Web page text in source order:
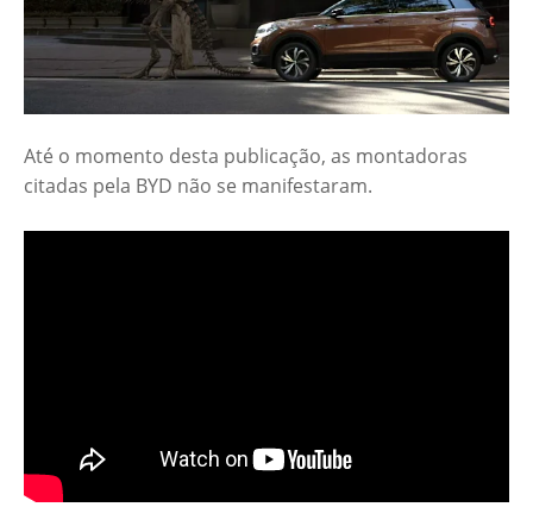
Até o momento desta publicação, as montadoras
citadas pela BYD não se manifestaram.